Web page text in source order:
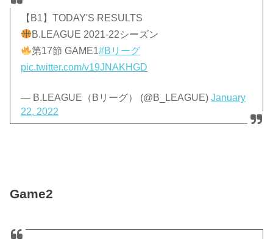
【B1】TODAY'S RESULTS
B.LEAGUE 2021-22シーズン
第17節 GAME1#Bリーグ
pic.twitter.com/v19JNAKHGD
— B.LEAGUE（Bリーグ） (@B_LEAGUE)January
22, 2022
Game2